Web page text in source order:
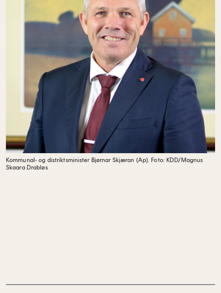
Kommunal- og distriktsminister Bjørnar Skjæran (Ap). Foto: KDD/Magnus
Skaara Drabløs